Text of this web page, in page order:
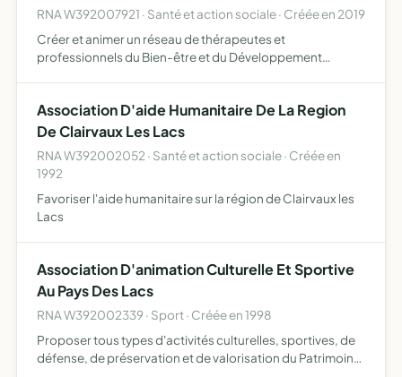
RNA W392007921 · Santé et action sociale · Créée en 2019
Créer et animer un réseau de thérapeutes et
professionnels du Bien-être et du Développement
pour s'enrichir mutuellement …
Association D'aide Humanitaire De La Region
De Clairvaux Les Lacs
RNA W392002052 · Santé et action sociale · Créée en
1992
Favoriser l'aide humanitaire sur la région de Clairvaux les
Lacs
Association D'animation Culturelle Et Sportive
Au Pays Des Lacs
RNA W392002339 · Sport · Créée en 1998
Proposer tous types d'activités culturelles, sportives, de
défense, de préservation et de valorisation du Patrimoine